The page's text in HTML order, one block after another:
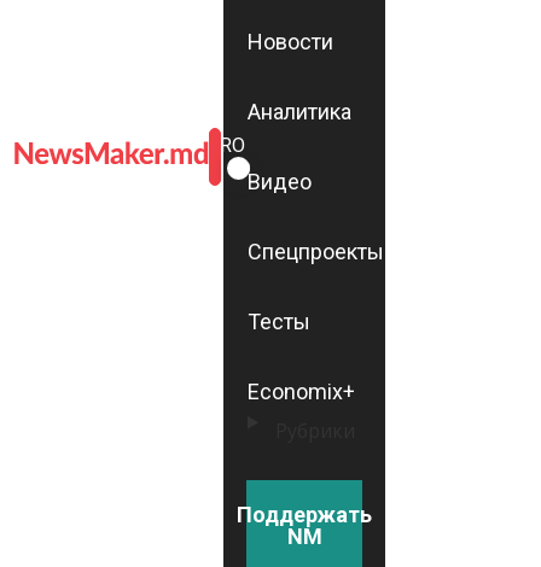
ROMÂNĂ
RU
Новости
Аналитика
Видео
Спецпроекты
Тесты
Economix+
Поддержать
NM